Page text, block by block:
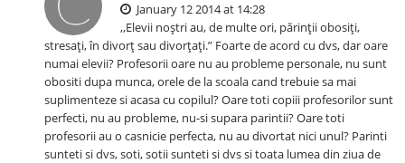
January 12 2014 at 14:28
,,Elevii noştri au, de multe ori, părinţii obosiţi,
stresaţi, în divorţ sau divorţaţi.” Foarte de acord cu dvs, dar oare
numai elevii? Profesorii oare nu au probleme personale, nu sunt
obositi dupa munca, orele de la scoala cand trebuie sa mai
suplimenteze si acasa cu copilul? Oare toti copiii profesorilor sunt
perfecti, nu au probleme, nu-si supara parintii? Oare toti
profesorii au o casnicie perfecta, nu au divortat nici unul? Parinti
sunteti si dvs, soti, sotii sunteti si dvs si toata lumea din ziua de